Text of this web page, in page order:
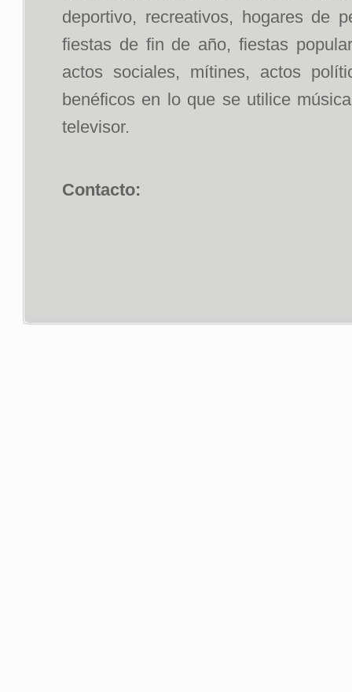
deportivo, recreativos, hogares de
fiestas de fin de año, fiestas
actos sociales, mítines, actos
benéficos en lo que se utilice
televisor.
Contacto: